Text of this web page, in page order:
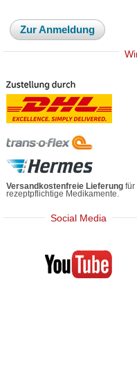
Zur Anmeldung
Versandkostenfreie Lieferung für
rezeptpflichtige Medikamente.
Social Media
Mediherz